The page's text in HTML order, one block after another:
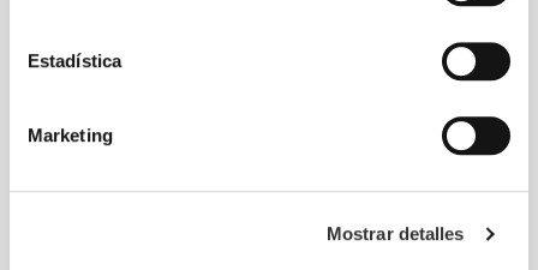
Estadística
Marketing
Mostrar detalles
Libertad total de movimiento. Un ajuste cómodo
y desenfadado para un look casual.